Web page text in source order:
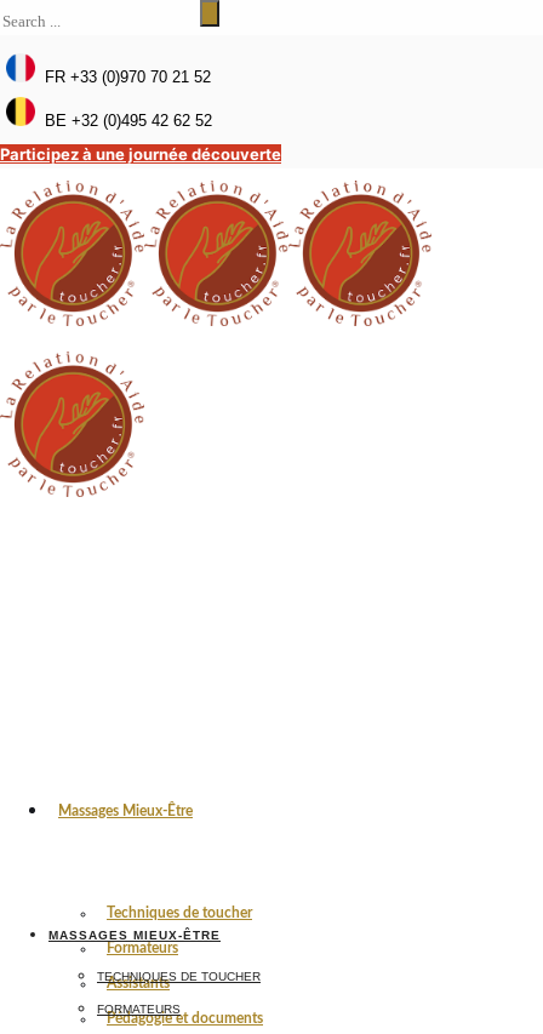
FR +33 (0)970 70 21 52
BE +32 (0)495 42 62 52
Participez à une journée découverte
Massages Mieux-Être
Techniques de toucher
Formateurs
Assistants
Pédagogie et documents
MASSAGES MIEUX-ÊTRE
TECHNIQUES DE TOUCHER
FORMATEURS